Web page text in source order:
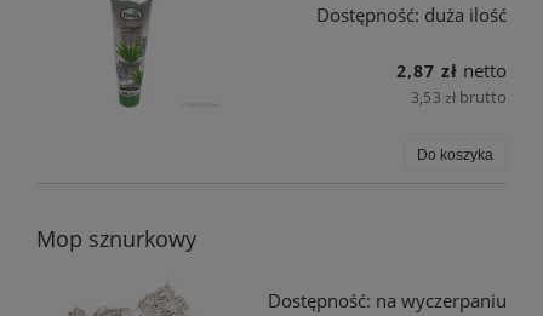
Dostępność: duża ilość
2,87 zł netto
3,53 zł brutto
Do koszyka
Mop sznurkowy
Dostępność: na wyczerpaniu